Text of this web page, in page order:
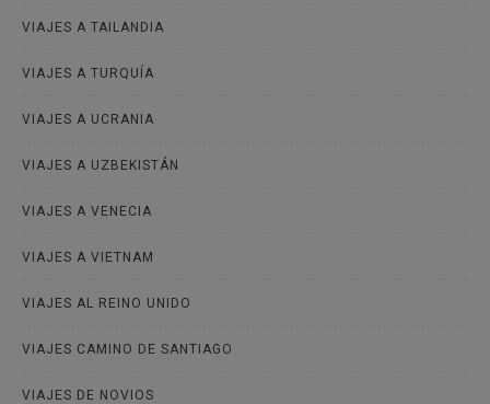
VIAJES A TAILANDIA
VIAJES A TURQUÍA
VIAJES A UCRANIA
VIAJES A UZBEKISTÁN
VIAJES A VENECIA
VIAJES A VIETNAM
VIAJES AL REINO UNIDO
VIAJES CAMINO DE SANTIAGO
VIAJES DE NOVIOS